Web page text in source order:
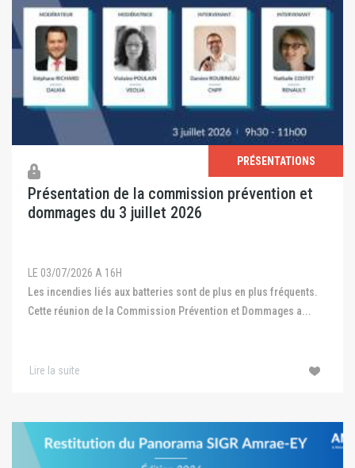
PRÉSENTATIONS
Présentation de la commission prévention et
dommages du 3 juillet 2026
LE 03/07/2026 A 16H
Les incendies liés aux batteries sont de plus en plus fréquents.
Cette réunion de la Commission Prévention et Dommages a...
Lire la suite